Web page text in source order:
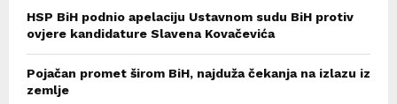
HSP BiH podnio apelaciju Ustavnom sudu BiH protiv
ovjere kandidature Slavena Kovačevića
Pojačan promet širom BiH, najduža čekanja na izlazu iz
zemlje